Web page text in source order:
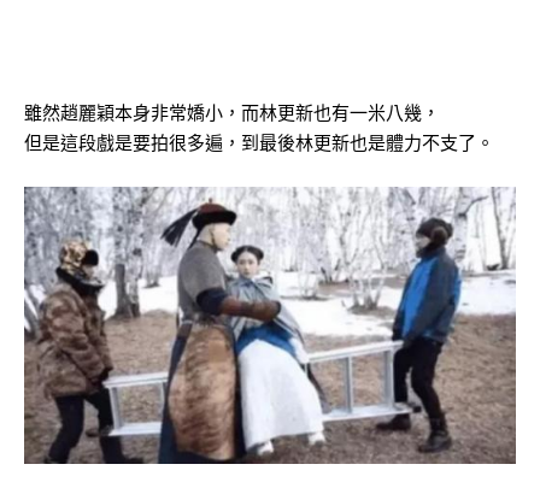
雖然趙麗穎本身非常嬌小，而林更新也有一米八幾，
但是這段戲是要拍很多遍，到最後林更新也是體力不支了。